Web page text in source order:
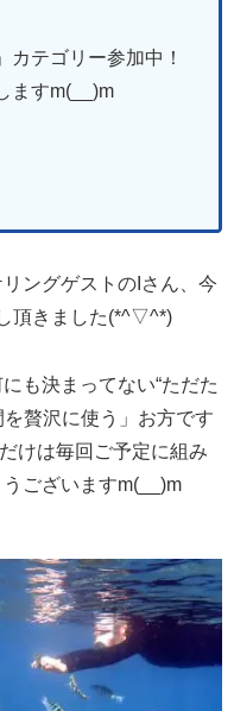
」
カテゴリー参加中！
ますm(__)m
ングゲストのIさん、今
頂きました(*^▽^*)
も決まってない“ただた
贅沢に使う」お方です
けは毎回ご予定に組み
ございますm(__)m